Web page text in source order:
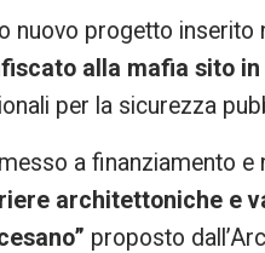
nuovo progetto inserito
alla mafia sito in
per la sicurezza
a finanziamento e
architettoniche e
proposto